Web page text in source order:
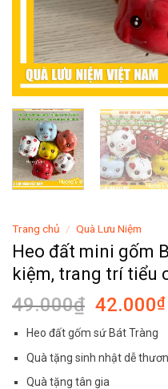
Trang chủ / Quà Lưu Niệm
Heo đất mini gốm
kiệm, trang trí tiểu
49.000₫ Giá
gốc
là:
42.000₫
Heo đất gốm sứ Bát Tràng
Quà tặng sinh nhật dễ
Quà tặng tân gia